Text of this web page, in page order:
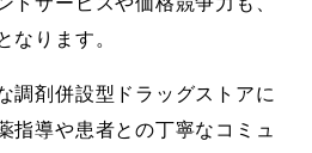
なります。
調剤併設型ドラッグストアに
指導や患者との丁寧なコミュ